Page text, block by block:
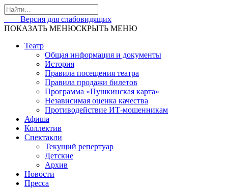
Skip
to
content
Версия для слабовидящих
ПОКАЗАТЬ МЕНЮСКРЫТЬ МЕНЮ
Театр
Общая информация и документы
История
Правила посещения театра
Правила продажи билетов
Программа «Пушкинская карта»
Независимая оценка качества
Противодействие ИТ-мошенникам
Афиша
Коллектив
Спектакли
Текущий репертуар
Детские
Архив
Новости
Пресса